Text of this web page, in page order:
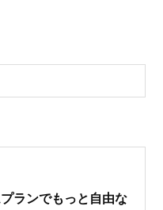
ランでもっと自由な